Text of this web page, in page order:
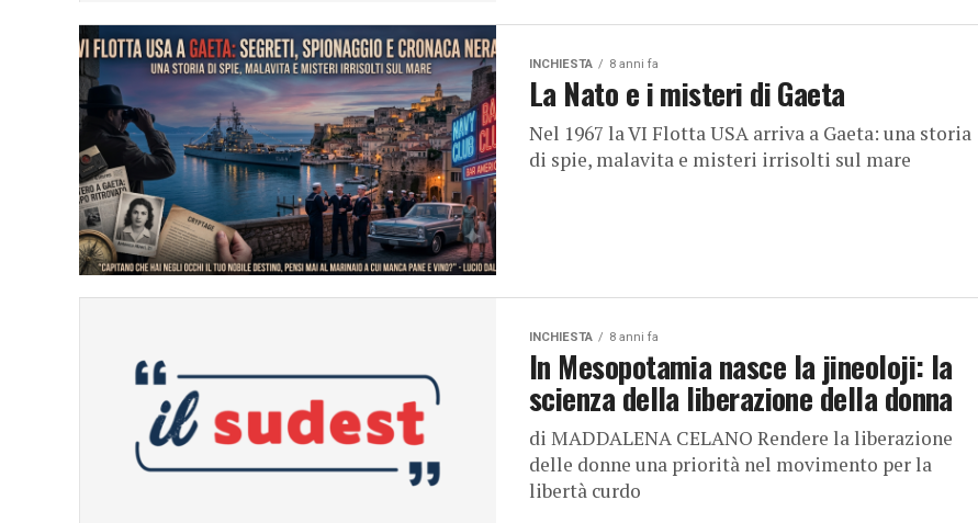
INCHIESTA 8 anni fa
La Nato e i misteri di Gaeta
Nel 1967 la VI Flotta USA arriva a Gaeta: una storia
di spie, malavita e misteri irrisolti sul mare
INCHIESTA 8 anni fa
In Mesopotamia nasce la jineoloji: la
scienza della liberazione della donna
di MADDALENA CELANO Rendere la liberazione
delle donne una priorità nel movimento per la
libertà curdo